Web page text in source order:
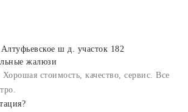
ш д. участок 182
жалюзи
стоимость, качество, сервис. Все